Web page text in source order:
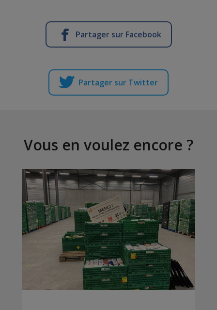
Partager sur Facebook
Partager sur Twitter
Vous en voulez encore ?